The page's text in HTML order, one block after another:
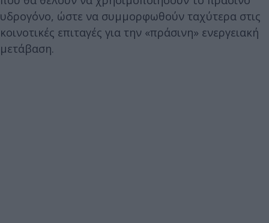
υδρογόνο, ώστε να συμμορφωθούν ταχύτερα στις
κοινοτικές επιταγές για την «πράσινη» ενεργειακή
μετάβαση.